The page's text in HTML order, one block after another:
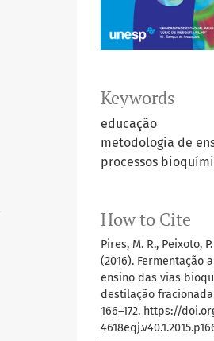
Keywords
educação
metodologia de
processos
How to Cite
Pires, M. R., Peixoto,
(2016). Fermentação
ensino das vias
destilação
166–172. https://